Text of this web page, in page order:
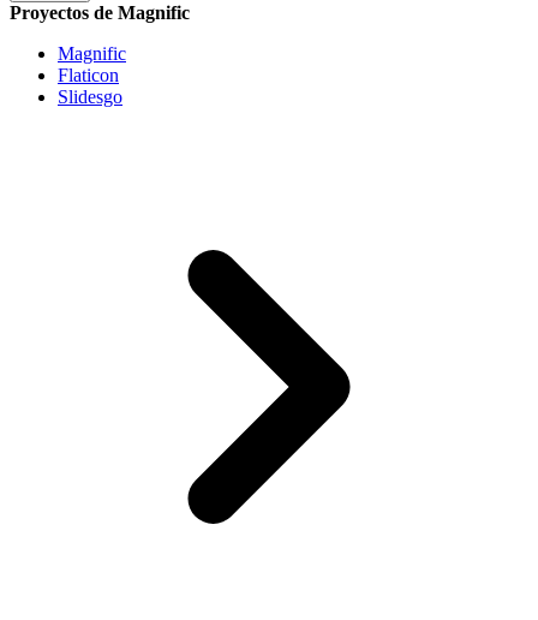
Proyectos de Magnific
Magnific
Flaticon
Slidesgo